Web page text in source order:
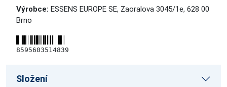
Výrobce: ESSENS EUROPE SE, Zaoralova 3045/1e, 628 00
Brno
8595603514839
Složení